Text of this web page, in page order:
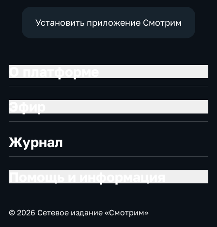
Установить приложение Смотрим
Журнал
© 2026 Сетевое издание «Смотрим»